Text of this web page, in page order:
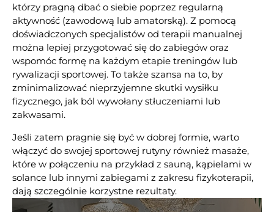
którzy pragną dbać o siebie poprzez regularną
aktywność (zawodową lub amatorską). Z pomocą
doświadczonych specjalistów od terapii manualnej
można lepiej przygotować się do zabiegów oraz
wspomóc formę na każdym etapie treningów lub
rywalizacji sportowej. To także szansa na to, by
zminimalizować nieprzyjemne skutki wysiłku
fizycznego, jak ból wywołany stłuczeniami lub
zakwasami.
Jeśli zatem pragnie się być w dobrej formie, warto
włączyć do swojej sportowej rutyny również masaże,
które w połączeniu na przykład z sauną, kąpielami w
solance lub innymi zabiegami z zakresu fizykoterapii,
dają szczególnie korzystne rezultaty.
Thai Organic
ul. Królowej Jadwigi 58, Poznań
Sprawdź ofertę